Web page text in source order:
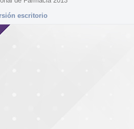
escritorio